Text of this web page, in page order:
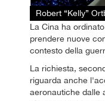
Robert “Kelly”
La Cina ha
prendere nuove
contesto della
La richiesta,
riguarda anche
aeronautiche dalle